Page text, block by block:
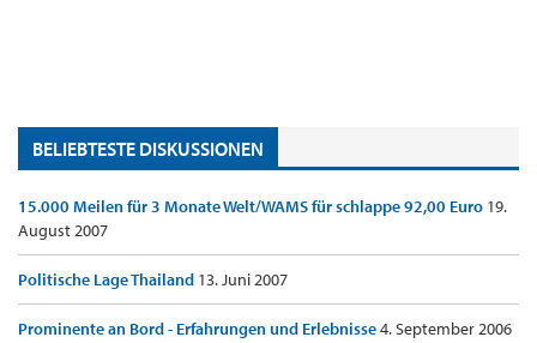
BELIEBTESTE DISKUSSIONEN
15.000 Meilen für 3 Monate Welt/WAMS für schlappe 92,00 Euro 19.
August 2007
Politische Lage Thailand 13. Juni 2007
Prominente an Bord - Erfahrungen und Erlebnisse4. September 2006